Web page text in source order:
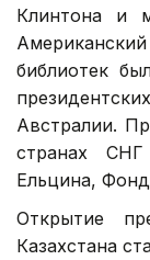
Клинтона и
библиотек
Австралии.
странах
Ельцина,
Открытие
Казахстана